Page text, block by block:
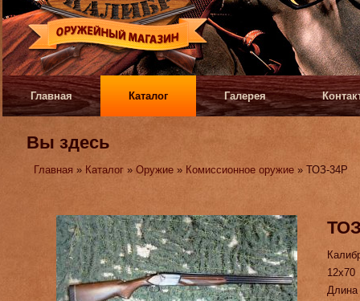
Главная Каталог Галерея
Вы здесь
Главная » Каталог »Оружие » Комиссионное оружие » ТОЗ-34Р
12х70